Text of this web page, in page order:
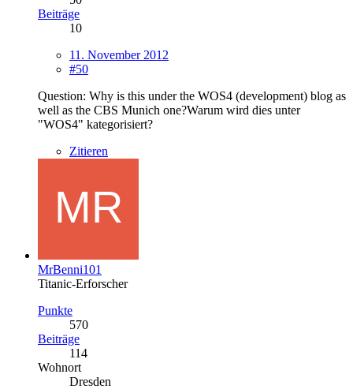
Beiträge
10
11. November 2012
#50
Question: Why is this under the WOS4 (development) blog as
well as the CBS Munich one?Warum wird dies unter
"WOS4" kategorisiert?
Zitieren
MrBenni101
Titanic-Erforscher
Punkte
570
Beiträge
114
Wohnort
Dresden